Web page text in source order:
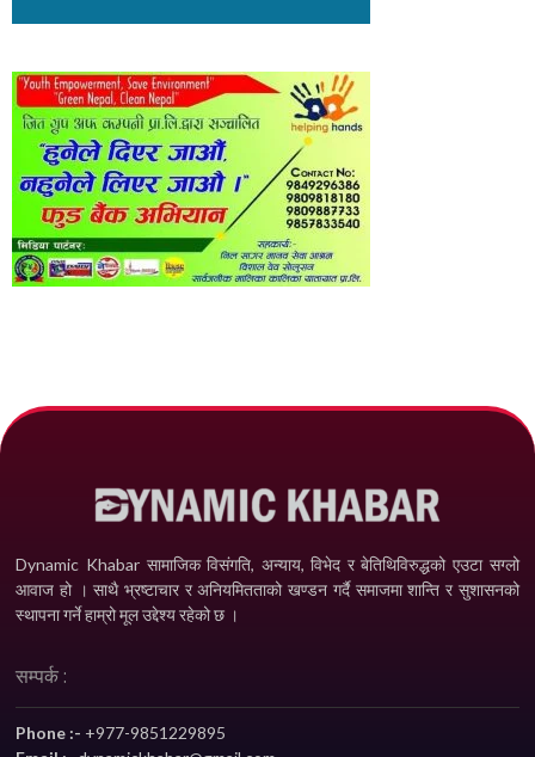
Dynamic Khabar सामाजिक विसंगति, अन्याय, विभेद­ र बेतिथिविरुद्धको एउटा सग्लो
आवाज हो । साथै भ्रष्टाचार र अनियमितताको खण्डन गर्दै समाजमा शान्ति र सुशासनको
स्थापना गर्ने हाम्रो मूल उद्देश्य रहेको छ ।
सम्पर्क :
Phone :- +977-9851229895